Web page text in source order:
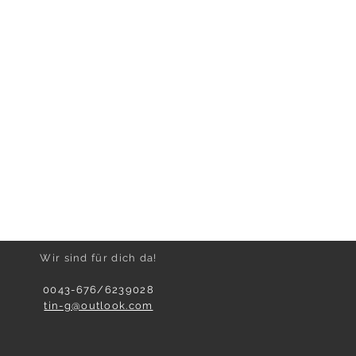
Wir sind für dich da!
0043-676/6239028
tin-g@outlook.com